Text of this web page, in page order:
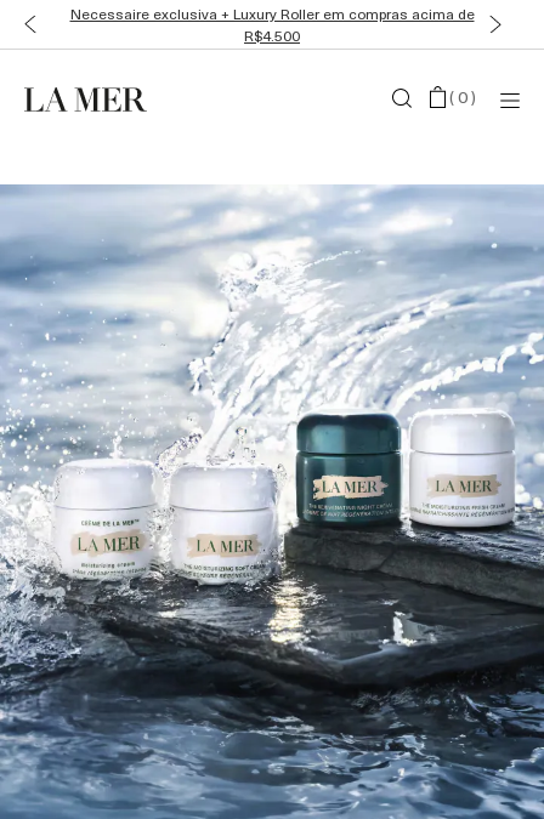
Necessaire exclusiva + Luxury Roller em compras acima de
R$4.500
(0)